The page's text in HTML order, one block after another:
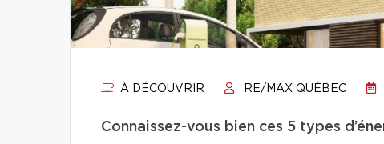
À DÉCOUVRIR RE/MAX QUÉBEC
Connaissez-vous bien ces 5 types